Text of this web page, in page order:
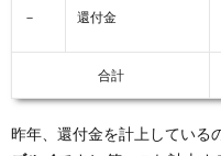
－ 還付金
合計
昨年、還付金を計上している